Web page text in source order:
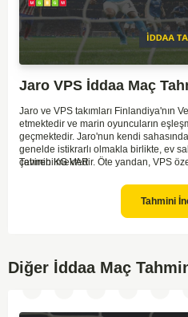
Jaro VPS İddaa Maç
Jaro ve VPS takımları Finlandiya'nın
etmektedir ve marin oyuncuların
geçmektedir. Jaro'nun kendi
genelde istikrarlı olmakla birlikte, ev
çevirebilmektedir. Öte yandan, VPS
anlar yakalayabilmektedir. İki takım
alındığında, maçın dengede geçmesi
şansı bulunmaktadır. Özellikle
Tahmin KG VAR
Tahmini
Diğer İddaa Maç